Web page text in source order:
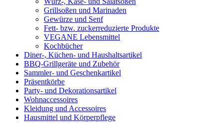
Grillsoßen und Marinaden
Gewürze und Senf
Fett- bzw. zuckerreduzierte Produkte
VEGANE Lebensmittel
Kochbücher
Diner-, Küchen- und Haushaltsartikel
BBQ-Grillgeräte und Zubehör
Sammler- und Geschenkartikel
Präsentkörbe
Party- und Dekorationsartikel
Wohnaccessoires
Kleidung und Accessoires
Hausmittel und Körperpflege